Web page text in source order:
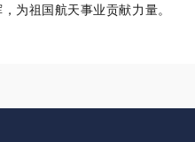
为祖国航天事业贡献力量。